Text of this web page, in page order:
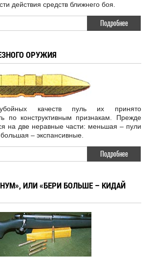
действия средств ближнего боя.
Подробнее
ОРУЖИЯ
качеств пуль их принято
по конструктивным признакам. Прежде
на две неравные части: меньшая – пули
– экспансивные.
Подробнее
ИЛИ «БЕРИ БОЛЬШЕ – КИДАЙ